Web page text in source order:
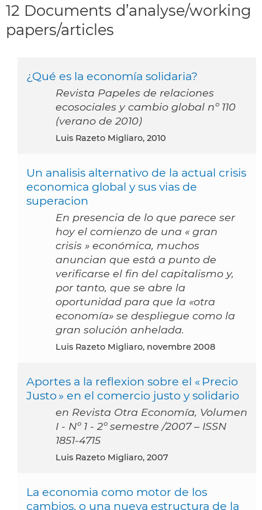
12 Documents d’analyse/working
papers/articles
¿Qué es la economía solidaria?
Revista Papeles de relaciones
ecosociales y cambio global nº 110
(verano de 2010)
Luis Razeto Migliaro, 2010
Un analisis alternativo de la actual crisis
economica global y sus vias de
superacion
En presencia de lo que parece ser
hoy el comienzo de una « gran
crisis » económica, muchos
anuncian que está a punto de
verificarse el fin del capitalismo y,
por tanto, que se abre la
oportunidad para que la «otra
economía» se despliegue como la
gran solución anhelada.
Luis Razeto Migliaro, novembre 2008
Aportes a la reflexion sobre el « Precio
Justo » en el comercio justo y solidario
en Revista Otra Economía, Volumen
I - Nº 1 - 2º semestre /2007 – ISSN
1851-4715
Luis Razeto Migliaro, 2007
La economia como motor de los
cambios, o una nueva estructura de la